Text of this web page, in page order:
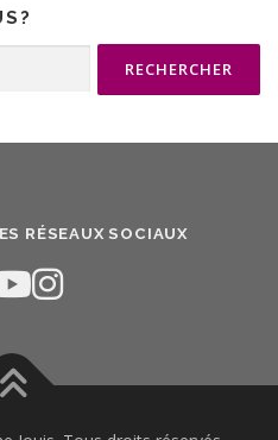
RÉSEAUX SOCIAUX